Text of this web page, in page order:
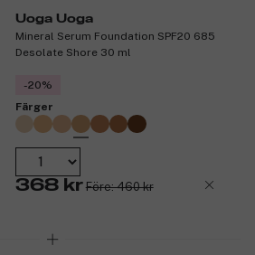
Uoga Uoga
Mineral Serum Foundation SPF20 685
Desolate Shore 30 ml
-20%
Färger
368 kr Före: 460 kr